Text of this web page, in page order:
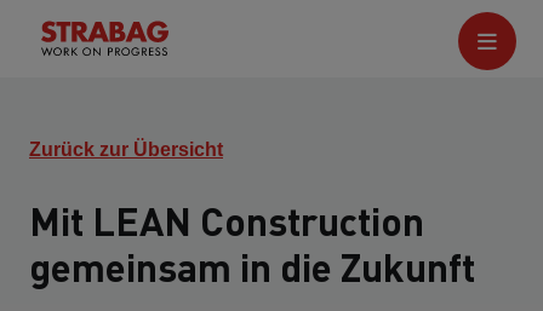
Zurück zur Übersicht
Mit LEAN Construction
gemeinsam in die Zukunft